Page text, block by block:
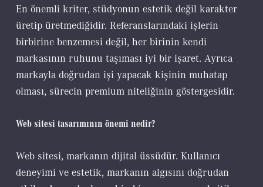
En önemli kriter, stüdyonun estetik değil karakter
üretip üretmediğidir. Referanslarındaki işlerin
birbirine benzemesi değil, her birinin kendi
markasının ruhunu taşıması iyi bir işaret. Ayrıca
markayla doğrudan işi yapacak kişinin muhatap
olması, sürecin premium niteliğinin göstergesidir.
Web sitesi tasarımının önemi nedir?
Web sitesi, markanın dijital üssüdür. Kullanıcı
deneyimi ve estetik, markanın algısını doğrudan